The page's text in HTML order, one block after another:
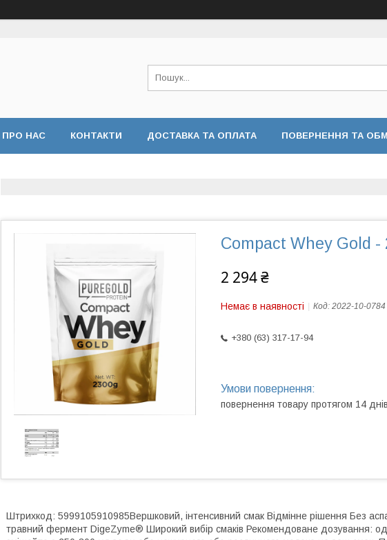
ПРО НАС КОНТАКТИ ДОСТАВКА ТА ОПЛАТА ПОВЕРНЕННЯ ТА
Compact Whey Gold -
2 294 ₴
Немає в наявності Код: 2022-10-0784
+380 (63) 317-17-94
повернення товару протягом 14 днів
Штрихкод: 5999105910985Вершковий, інтенсивний смак Відмінне рішення Без
травний фермент DigeZyme® Широкий вибір смаків Рекомендоване дозування: